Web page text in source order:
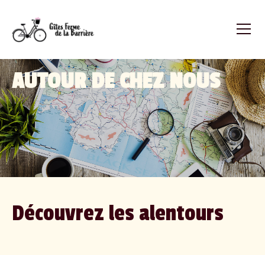
AUTOUR DE CHEZ NOUS
Découvrez les alentours